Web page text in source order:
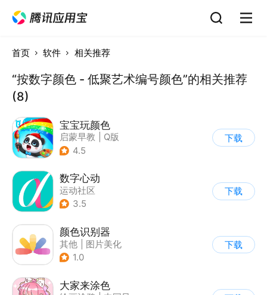
首页 软件 相关推荐
“按数字颜色 - 低聚艺术编号颜色”的相关推荐
(8)
宝宝玩颜色
启蒙早教
Q版
4.5
下载
数字心动
运动社区
3.5
下载
颜色识别器
其他
图片美化
1.0
下载
大家来涂色